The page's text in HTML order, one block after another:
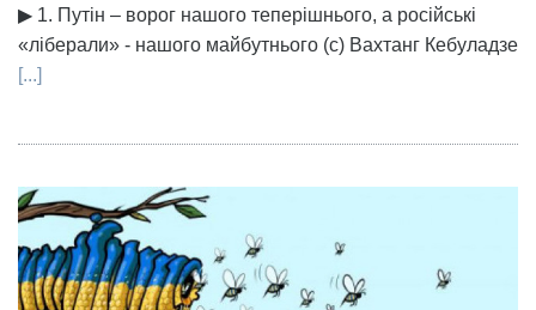
▶ 1. Путін – ворог нашого теперішнього, а російські
«ліберали» - нашого майбутнього (с) Вахтанг Кебуладзе
[...]